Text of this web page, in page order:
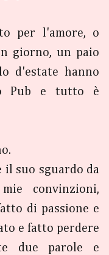
per l'amore, o
giorno, un paio
d'estate hanno
Pub e tutto è
il suo sguardo da
convinzioni,
di passione e
e fatto perdere
due parole e